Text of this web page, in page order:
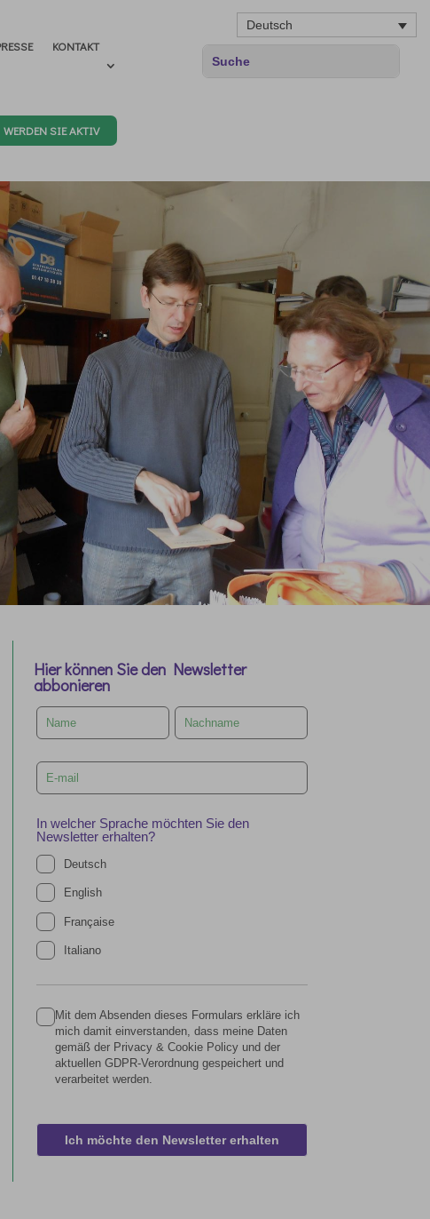
Deutsch
KONTAKT
WERDEN SIE AKTIV
Hier können Sie den Newsletter
abbonieren
Leave
this
field
In welcher Sprache möchten Sie den
Newsletter erhalten?
Deutsch
English
Française
Italiano
Mit dem Absenden dieses Formulars erkläre ich
mich damit einverstanden, dass meine Daten
gemäß der Privacy & Cookie Policy und der
aktuellen GDPR-Verordnung gespeichert und
verarbeitet werden.
Ich möchte den Newsletter erhalten